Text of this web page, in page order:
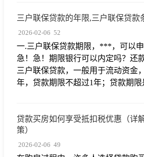
三户联保贷款的年限,三户联保贷款
2026-02-06 52
一.三户联保贷款期限，***，可以申
急！急！期限银行可以内定吗？还
三户联保贷款，一般用于流动资金
年，贷款期限不超过1年；贷款期限
贷款买房如何享受抵扣税优惠（详
策）
2026-02-06 49